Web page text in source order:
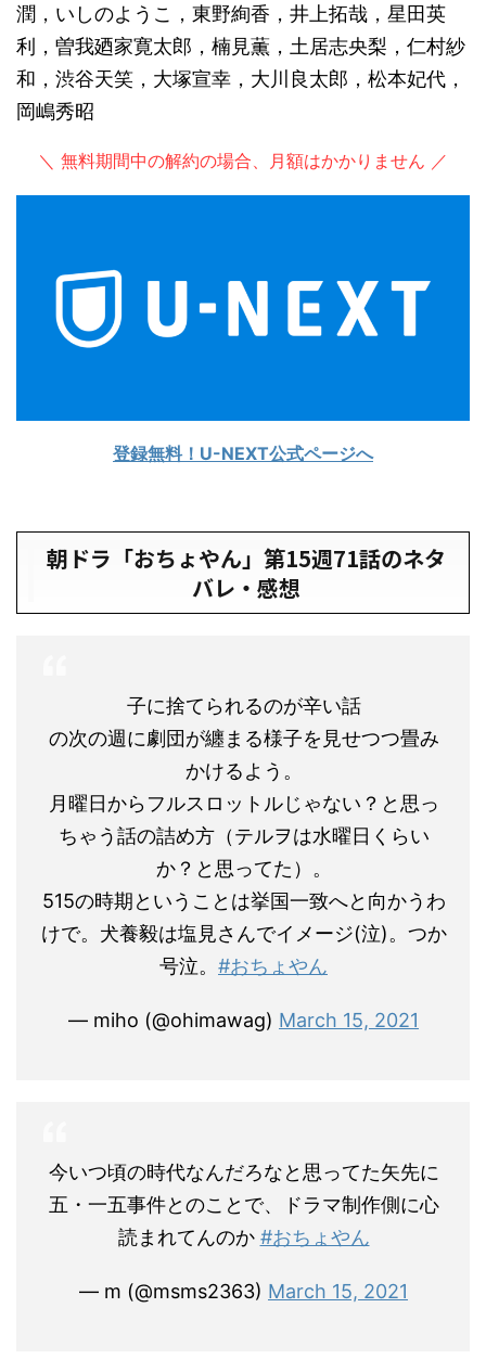
潤，いしのようこ，東野絢香，井上拓哉，星田英
利，曽我廼家寛太郎，楠見薫，土居志央梨，仁村紗
和，渋谷天笑，大塚宣幸，大川良太郎，松本妃代，
岡嶋秀昭
＼ 無料期間中の解約の場合、月額はかかりません ／
登録無料！U-NEXT公式ページへ
朝ドラ「おちょやん」第15週71話のネタ
バレ・感想
子に捨てられるのが辛い話
の次の週に劇団が纏まる様子を見せつつ畳み
かけるよう。
月曜日からフルスロットルじゃない？と思っ
ちゃう話の詰め方（テルヲは水曜日くらい
か？と思ってた）。
515の時期ということは挙国一致へと向かうわ
けで。犬養毅は塩見さんでイメージ(泣)。つか
号泣。 #おちょやん
— miho (@ohimawag) March 15, 2021
今いつ頃の時代なんだろなと思ってた矢先に
五・一五事件とのことで、ドラマ制作側に心
読まれてんのか #おちょやん
— m (@msms2363) March 15, 2021